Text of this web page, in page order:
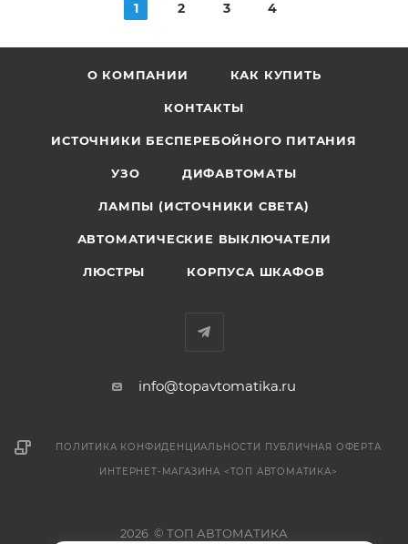
1 2 3 4
О КОМПАНИИ КАК КУПИТЬ
КОНТАКТЫ
ИСТОЧНИКИ БЕСПЕРЕБОЙНОГО ПИТАНИЯ
УЗО ДИФАВТОМАТЫ
ЛАМПЫ (ИСТОЧНИКИ СВЕТА)
АВТОМАТИЧЕСКИЕ ВЫКЛЮЧАТЕЛИ
ЛЮСТРЫ КОРПУСА ШКАФОВ
info@topavtomatika.ru
ПОЛИТИКА КОНФИДЕНЦИАЛЬНОСТИ ПУБЛИЧНАЯ ОФЕРТА
ИНТЕРНЕТ-МАГАЗИНА <ТОП АВТОМАТИКА>
2026 © ТОП АВТОМАТИКА